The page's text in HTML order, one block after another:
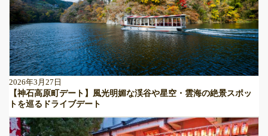
2026年3月27日
【神石高原町デート】風光明媚な渓谷や星空・雲海の絶景スポッ
トを巡るドライブデート